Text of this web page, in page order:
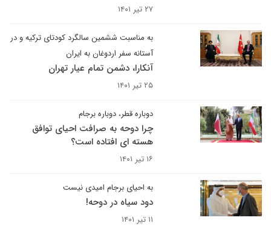
۲۷ تیر ۱۴۰۱
به مناسبت ششمین سالگرد کودتای ترکیه و در
آستانه سفر اردوغان به ایران
آنکارا، دشمن تمام عیار تهران
۲۵ تیر ۱۴۰۱
دوباره قطر، دوباره برجام
چرا دوحه به صرافت احیای توافق
هسته ای افتاده است؟
۱۶ تیر ۱۴۰۱
به احیای برجام امیدی نیست
دود سیاه در دوحه!
۱۱ تیر ۱۴۰۱